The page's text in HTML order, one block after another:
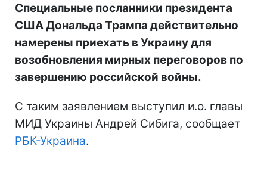
Специальные посланники президента
США Дональда Трампа действительно
намерены приехать в Украину для
возобновления мирных переговоров по
завершению российской войны.
С таким заявлением выступил и.о. главы
МИД Украины Андрей Сибига, сообщает
РБК-Украина.